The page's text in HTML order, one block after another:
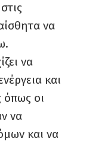
να
να
και
όπως οι
να
και να